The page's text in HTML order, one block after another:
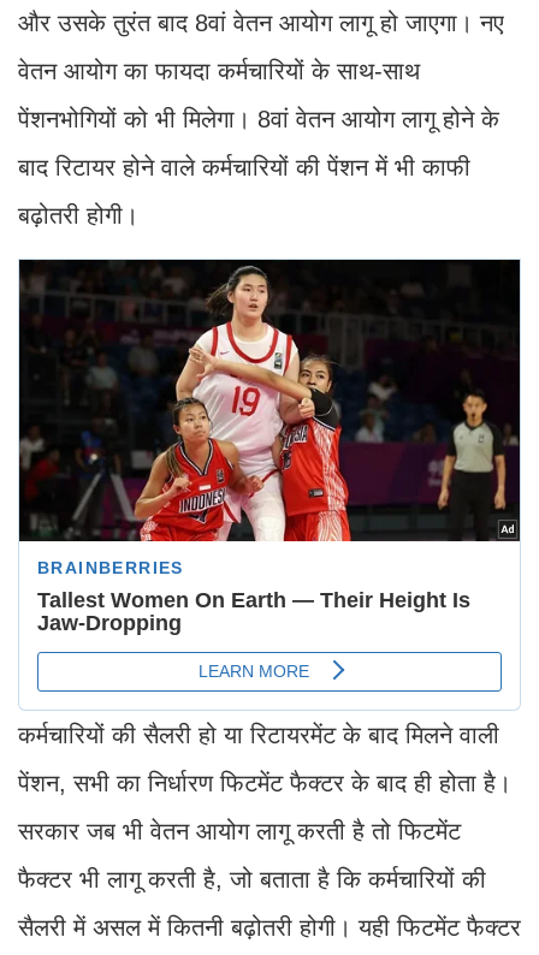
और उसके तुरंत बाद 8वां वेतन आयोग लागू हो जाएगा। नए
वेतन आयोग का फायदा कर्मचारियों के साथ-साथ
पेंशनभोगियों को भी मिलेगा। 8वां वेतन आयोग लागू होने के
बाद रिटायर होने वाले कर्मचारियों की पेंशन में भी काफी
बढ़ोतरी होगी।
कर्मचारियों की सैलरी हो या रिटायरमेंट के बाद मिलने वाली
पेंशन, सभी का निर्धारण फिटमेंट फैक्टर के बाद ही होता है।
सरकार जब भी वेतन आयोग लागू करती है तो फिटमेंट
फैक्टर भी लागू करती है, जो बताता है कि कर्मचारियों की
सैलरी में असल में कितनी बढ़ोतरी होगी। यही फिटमेंट फैक्टर